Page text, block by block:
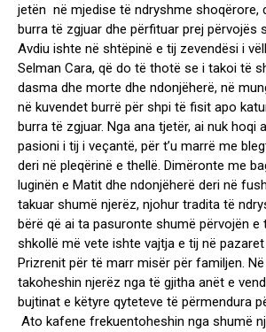
jetën në mjedise të ndryshme shoqërore,
burra të zgjuar dhe përfituar prej përvojës
Avdiu ishte në shtëpinë e tij zevendësi i
Selman Cara, që do të thotë se i takoi të
dasma dhe morte dhe ndonjëherë, në
në kuvendet burrë për shpi të fisit apo
burra të zgjuar. Nga ana tjetër, ai nuk hoqi
pasioni i tij i veçantë, për t’u marrë me
deri në pleqërinë e thellë. Dimëronte me
luginën e Matit dhe ndonjëherë deri në
takuar shumë njerëz, njohur tradita të
bërë që ai ta pasuronte shumë përvojën e
shkollë më vete ishte vajtja e tij në
Prizrenit për të marr misër për familjen.
takoheshin njerëz nga të gjitha anët e
bujtinat e këtyre qyteteve të përmendura
Ato kafene frekuentoheshin nga shumë